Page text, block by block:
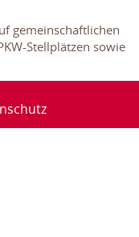
gemeinschaftlichen
Stellplätzen sowie